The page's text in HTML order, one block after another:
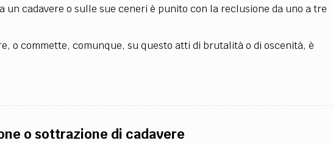
un cadavere o sulle sue ceneri è punito con la reclusione da uno a tre
o commette, comunque, su questo atti di brutalità o di oscenità, è
o sottrazione di cadavere